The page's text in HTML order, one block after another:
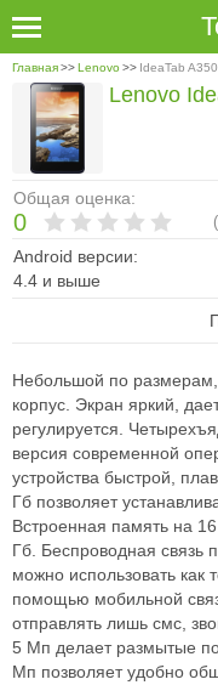
Главная>>Lenovo>> IdeaTab
Общая оценка:
0 (
Android версии:
4.4 и выше
Lenovo
Небольшой по
корпус. Экран яркий,
регулируется.
версия современной
устройства быстрой,
Гб позволяет
Встроенная память на
Гб. Беспроводная связь
можно использовать
помощью мобильной
отправлять лишь смс,
5 Мп делает размытые
Мп позволяет удобно